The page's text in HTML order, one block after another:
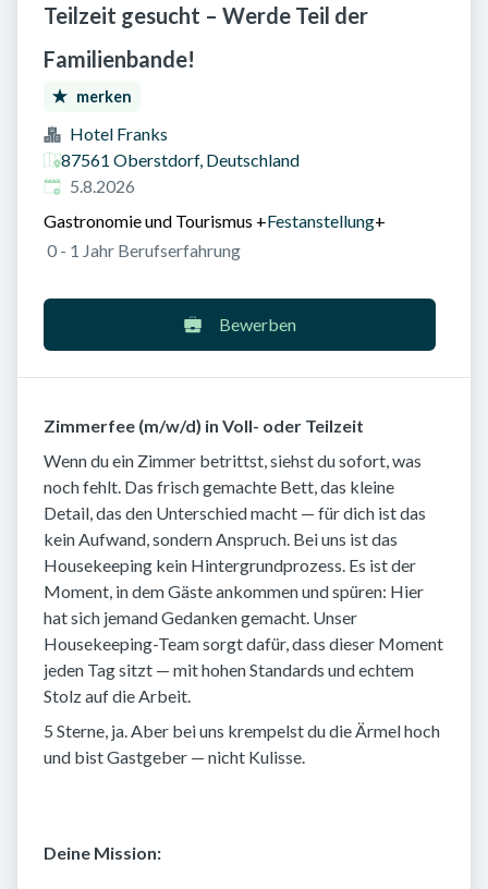
Teilzeit gesucht – Werde Teil der
Familienbande!
merken
Hotel Franks
87561 Oberstdorf, Deutschland
Veröffentlicht am
5.8.2026
Gastronomie und Tourismus +Festanstellung+
0 - 1 Jahr Berufserfahrung
Bewerben
Zimmerfee (m/w/d) in Voll- oder Teilzeit
Wenn du ein Zimmer betrittst, siehst du sofort, was
noch fehlt. Das frisch gemachte Bett, das kleine
Detail, das den Unterschied macht — für dich ist das
kein Aufwand, sondern Anspruch. Bei uns ist das
Housekeeping kein Hintergrundprozess. Es ist der
Moment, in dem Gäste ankommen und spüren: Hier
hat sich jemand Gedanken gemacht. Unser
Housekeeping-Team sorgt dafür, dass dieser Moment
jeden Tag sitzt — mit hohen Standards und echtem
Stolz auf die Arbeit.
5 Sterne, ja. Aber bei uns krempelst du die Ärmel hoch
und bist Gastgeber — nicht Kulisse.
Deine Mission: